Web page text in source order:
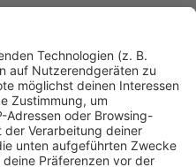
Werbung